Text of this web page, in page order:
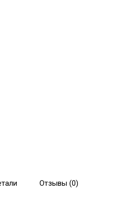
Отзывы (0)